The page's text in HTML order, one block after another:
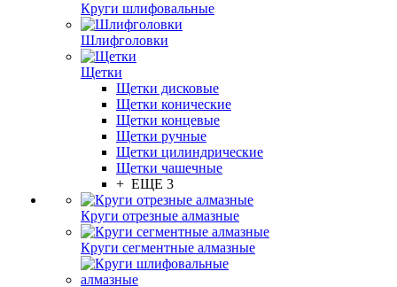
Круги шлифовальные
Шлифголовки
Щетки
Щетки дисковые
Щетки конические
Щетки концевые
Щетки ручные
Щетки цилиндрические
Щетки чашечные
+ ЕЩЕ 3
Круги отрезные алмазные
Круги сегментные алмазные